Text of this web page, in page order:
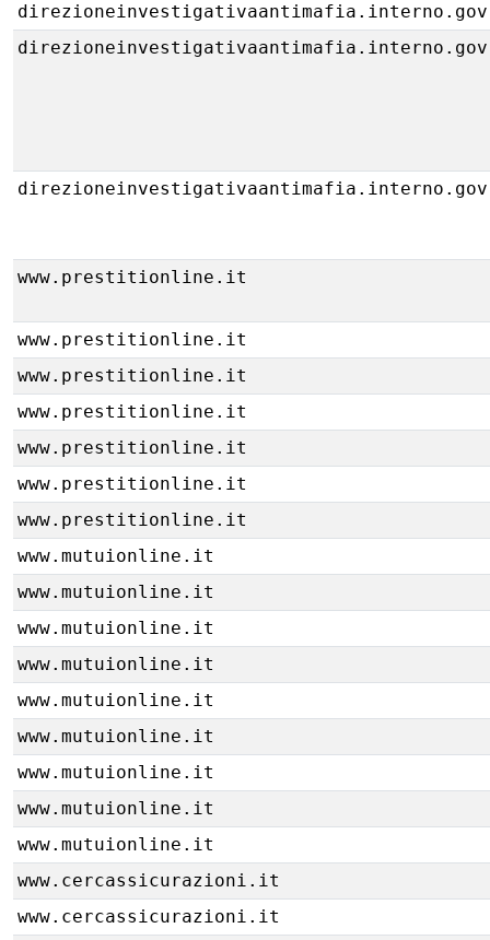
www.prestitionline.it
www.prestitionline.it
www.prestitionline.it
www.prestitionline.it
www.prestitionline.it
www.prestitionline.it
www.prestitionline.it
www.mutuionline.it
www.mutuionline.it
www.mutuionline.it
www.mutuionline.it
www.mutuionline.it
www.mutuionline.it
www.mutuionline.it
www.mutuionline.it
www.mutuionline.it
www.cercassicurazioni.it
www.cercassicurazioni.it